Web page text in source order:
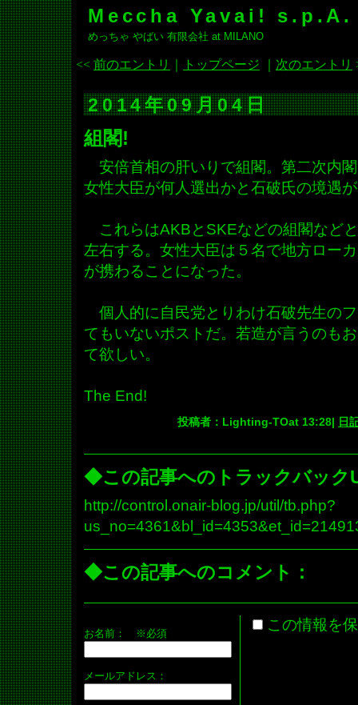
Meccha Yavai! s.p.A.
めっちゃ やばい 有限会社 at MILANO
<< 前のエントリ トップページ 次のエントリ
2014年09月04日
組閣!
安倍首相の肝いりで組閣。第二次内
女性大臣が何人選出かと石破氏の境遇
これらはAKBとSKEなどの組閣など
左右する。女性大臣は５名で地方ロー
が携わることになった。
個人的に自民党とりわけ石破先生の
てもいないポストだ。若造が言うのも
て欲しい。
The End!
投稿者：Lighting-TOat 13:28| 日
◆この記事へのトラックバック
http://control.onair-blog.jp/util/tb.php?
◆この記事へのコメント：
お名前： ※必須
メールアドレス：
この情報を